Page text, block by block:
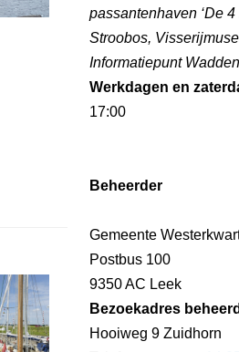
passantenhaven ‘De
Stroobos,
Informatiepunt
Werkdagen en
17:00
Beheerder
Gemeente
Postbus 100
9350 AC Leek
Bezoekadres
Hooiweg 9 Zuidhorn